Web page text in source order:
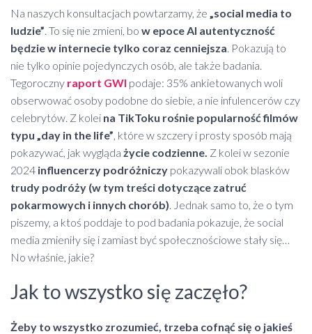
Na naszych konsultacjach powtarzamy, że „social media to
ludzie”. To się nie zmieni, bo w epoce AI autentyczność
będzie w internecie tylko coraz cenniejsza. Pokazują to
nie tylko opinie pojedynczych osób, ale także badania.
Tegoroczny raport GWI podaje: 35% ankietowanych woli
obserwować osoby podobne do siebie, a nie infulencerów czy
celebrytów. Z kolei na TikToku rośnie popularność filmów
typu „day in the life”, które w szczery i prosty sposób mają
pokazywać, jak wygląda życie codzienne. Z kolei w sezonie
2024 influencerzy podróżniczy pokazywali obok blasków
trudy podróży (w tym treści dotyczące zatruć
pokarmowych i innych chorób). Jednak samo to, że o tym
piszemy, a ktoś poddaje to pod badania pokazuje, że social
media zmieniły się i zamiast być społecznościowe stały się…
No właśnie, jakie?
Jak to wszystko się zaczęło?
Żeby to wszystko zrozumieć, trzeba cofnąć się o jakieś